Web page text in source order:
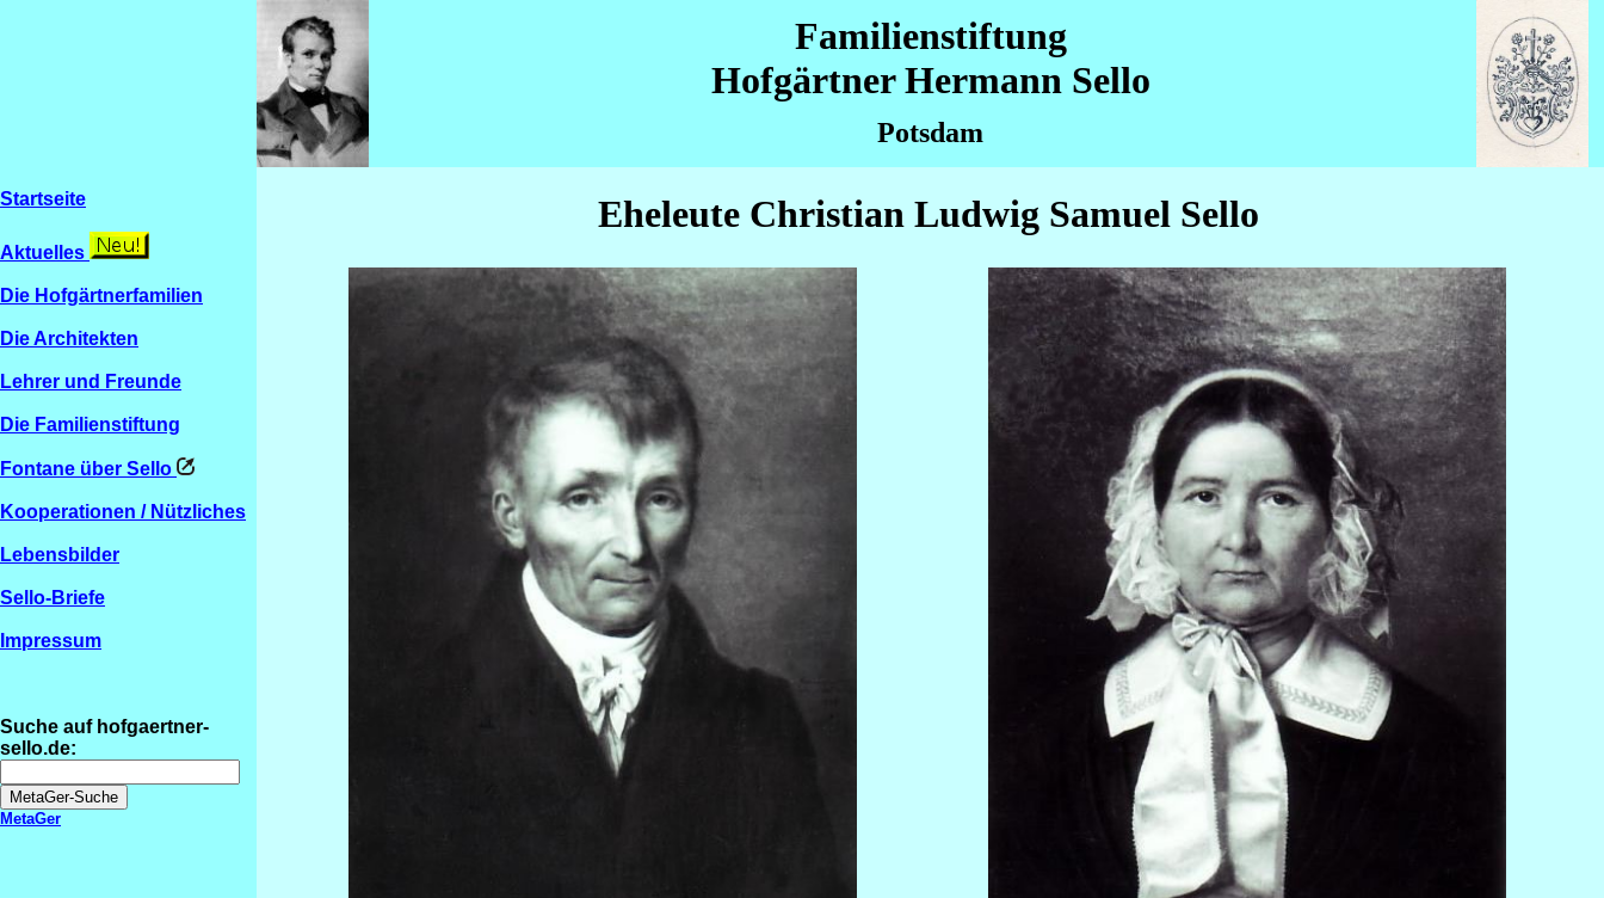
Familienstiftung
Hofgärtner Hermann Sello
Potsdam
Startseite
Aktuelles
Die Hofgärtnerfamilien
Die Architekten
Lehrer und Freunde
Die Familienstiftung
Fontane über Sello
Kooperationen / Nützliches
Lebensbilder
Sello-Briefe
Impressum
Suche auf hofgaertner-
sello.de:
MetaGer
Eheleute Christian Ludwig Samuel Sello